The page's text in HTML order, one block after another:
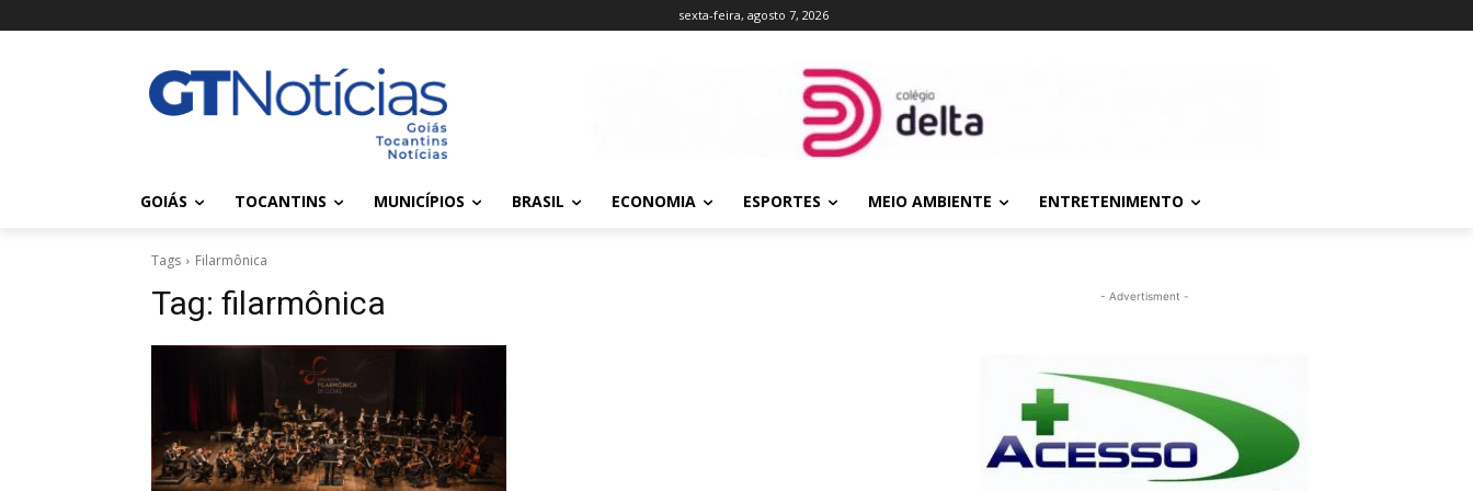
sexta-feira, agosto 7, 2026
GOIÁS TOCANTINS MUNICÍPIOS BRASIL ECONOMIA ESPORTES MEIO AMBIENTE ENTRETENIMENTO
Tags Filarmônica
Tag: filarmônica - Advertisment -